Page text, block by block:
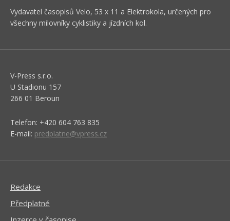
Vydavatel časopisů Velo, 53 x 11 a Elektrokola, určených pro
všechny milovníky cyklistiky a jízdních kol.
V-Press s.r.o.
U Stadionu 157
266 01 Beroun
Telefon: +420 604 763 835
E-mail: predplatne@vpress.cz
Redakce
Předplatné